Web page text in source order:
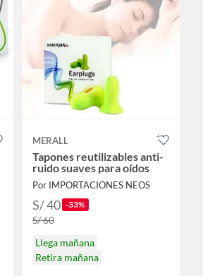
MERALL
Tapones reutilizables anti-
ruido suaves para oídos
Por IMPORTACIONES NEOS
S/ 40 -33%
S/ 60
Llega mañana
Retira mañana